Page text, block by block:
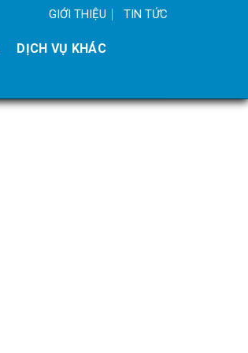
GIỚI THIỆU TIN TỨC
DỊCH VỤ KHÁC